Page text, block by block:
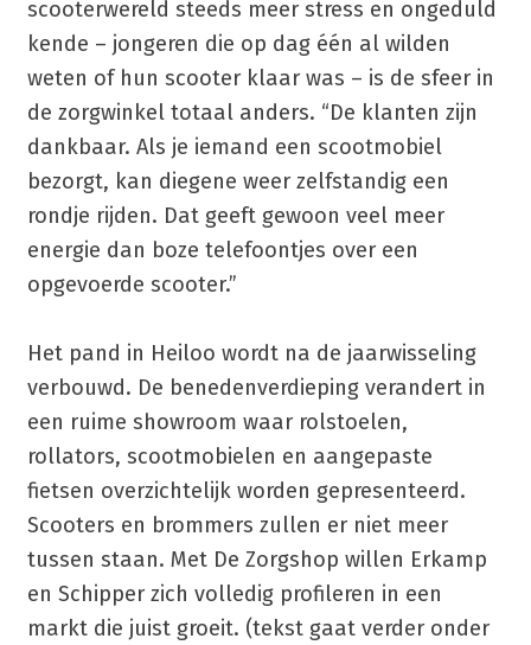
scooterwereld steeds meer stress en ongeduld
kende – jongeren die op dag één al wilden
weten of hun scooter klaar was – is de sfeer in
de zorgwinkel totaal anders. “De klanten zijn
dankbaar. Als je iemand een scootmobiel
bezorgt, kan diegene weer zelfstandig een
rondje rijden. Dat geeft gewoon veel meer
energie dan boze telefoontjes over een
opgevoerde scooter.”
Het pand in Heiloo wordt na de jaarwisseling
verbouwd. De benedenverdieping verandert in
een ruime showroom waar rolstoelen,
rollators, scootmobielen en aangepaste
fietsen overzichtelijk worden gepresenteerd.
Scooters en brommers zullen er niet meer
tussen staan. Met De Zorgshop willen Erkamp
en Schipper zich volledig profileren in een
markt die juist groeit. (tekst gaat verder onder